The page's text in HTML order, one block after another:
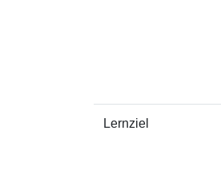
Lernziel